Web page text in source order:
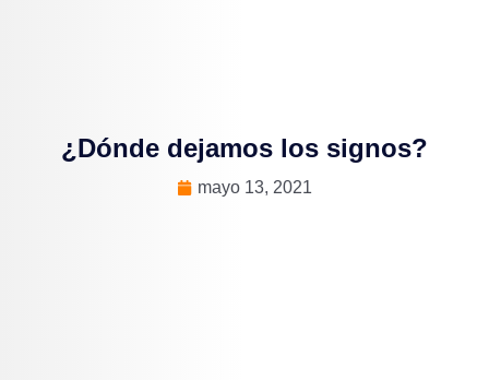
¿Dónde dejamos los signos?
mayo 13, 2021